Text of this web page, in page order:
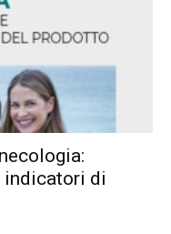
indicatori di